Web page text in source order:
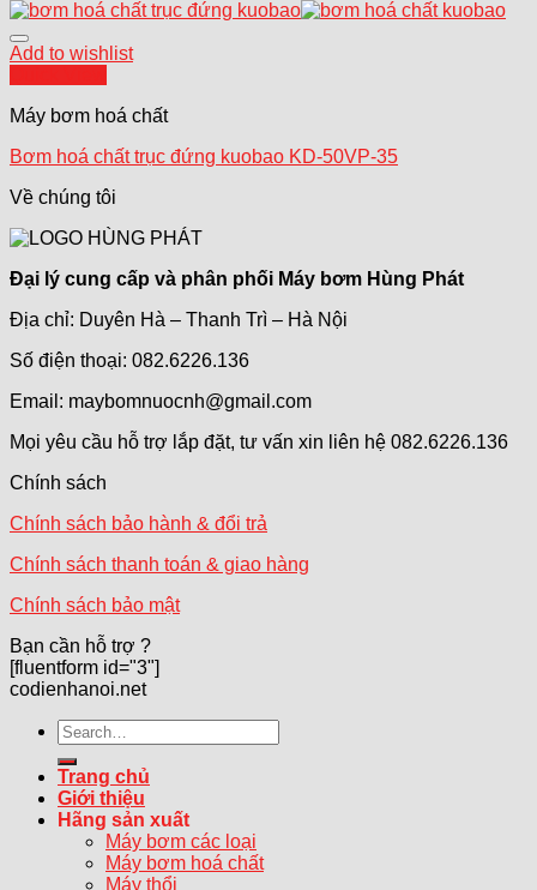
Add to wishlist
Máy bơm hoá chất
Bơm hoá chất trục đứng kuobao KD-50VP-35
Về chúng tôi
Đại lý cung cấp và phân phối Máy bơm Hùng Phát
Địa chỉ: Duyên Hà – Thanh Trì – Hà Nội
Số điện thoại: 082.6226.136
Email: maybomnuocnh@gmail.com
Mọi yêu cầu hỗ trợ lắp đặt, tư vấn xin liên hệ 082.6226.136
Chính sách
Chính sách bảo hành & đổi trả
Chính sách thanh toán & giao hàng
Chính sách bảo mật
Bạn cần hỗ trợ ?
[fluentform id="3"]
codienhanoi.net
Search
for:
Trang chủ
Giới thiệu
Hãng sản xuất
Máy bơm các loại
Máy bơm hoá chất
Máy thổi